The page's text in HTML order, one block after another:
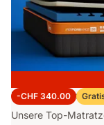
-CHF 340.00
Emma
Unsere Top-